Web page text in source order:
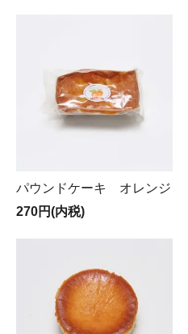
パウンドケーキ オレンジ
270円(内税)